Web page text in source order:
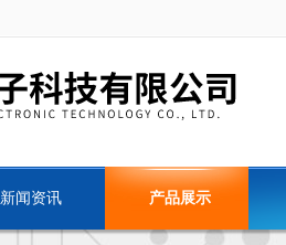
新闻资讯 产品展示